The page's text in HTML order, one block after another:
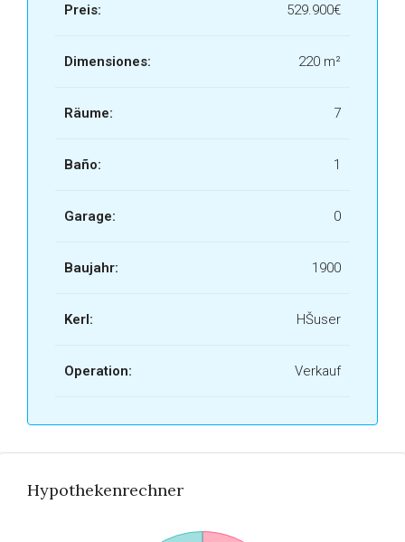
Preis: 529.900€
Dimensiones: 220 m²
Räume: 7
Baño: 1
Garage: 0
Baujahr: 1900
Kerl: HŠuser
Operation: Verkauf
Hypothekenrechner